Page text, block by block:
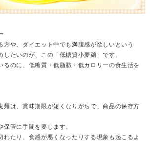
や、ダイエット中でも満腹感が欲しいという
たいのが、この「低糖質小麦麺」です。
のに、低糖質・低脂肪・低カロリーの食生活を
は、賞味期限が短くなりがちで、商品の保存方
管に手間を要します。
たり、食感が悪くなったりする現象も起こるよ